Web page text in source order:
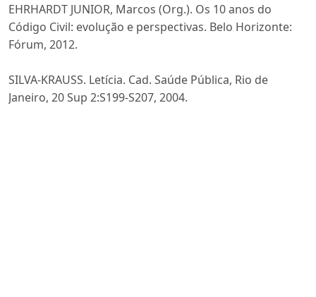
EHRHARDT JUNIOR, Marcos (Org.). Os 10 anos do
Código Civil: evolução e perspectivas. Belo Horizonte:
Fórum, 2012.
SILVA-KRAUSS. Letícia. Cad. Saúde Pública, Rio de
Janeiro, 20 Sup 2:S199-S207, 2004.